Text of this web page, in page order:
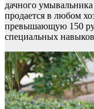
дачного
продается в любом
превышающую 150
специальных